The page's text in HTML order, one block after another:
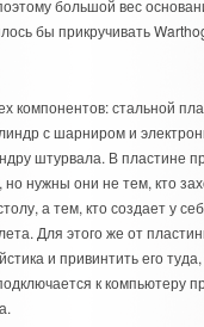
большой вес
бы прикручивать
компонентов: стальной
с шарниром и
штурвала. В пластине
нужны они не тем, кто
а тем, кто создает у
Для этого же от
и привинтить его туда,
к компьютеру